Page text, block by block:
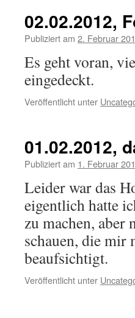
02.02.2012,
Publiziert am 2. Februar
Es geht voran,
eingedeckt.
Veröffentlicht unter
01.02.2012,
Publiziert am 1. Februar
Leider war das
eigentlich hatte
zu machen, aber
schauen, die mir
beaufsichtigt.
Veröffentlicht unter